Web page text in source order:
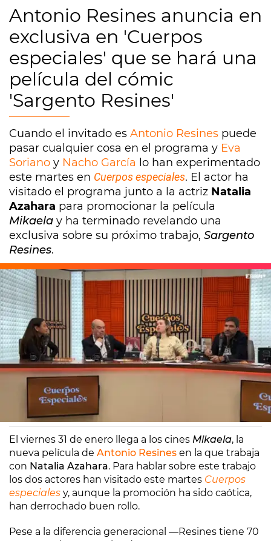
Antonio Resines anuncia en
exclusiva en 'Cuerpos
especiales' que se hará una
película del cómic
'Sargento Resines'
Cuando el invitado es Antonio Resines puede
pasar cualquier cosa en el programa y Eva
Soriano y Nacho García lo han experimentado
este martes en Cuerpos especiales. El actor ha
visitado el programa junto a la actriz Natalia
Azahara para promocionar la película
Mikaela y ha terminado revelando una
exclusiva sobre su próximo trabajo, Sargento
Resines.
Europa FM
Madrid 28/01/2025 10:16
El viernes 31 de enero llega a los cines Mikaela, la
nueva película de Antonio Resines en la que trabaja
con Natalia Azahara. Para hablar sobre este trabajo
los dos actores han visitado este martes Cuerpos
especiales y, aunque la promoción ha sido caótica,
han derrochado buen rollo.
Pese a la diferencia generacional —Resines tiene 70